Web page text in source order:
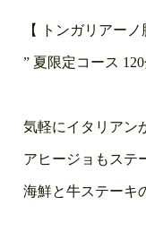
【 トンガリアー
” 夏限定コース
気軽にイタリアン
アヒージョもステ
海鮮と牛ステーキ